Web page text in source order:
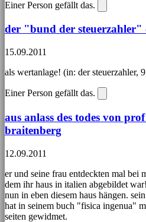
Einer Person gefällt das.
der "bund der steuerzahler"
15.09.2011
als wertanlage! (in: der steuerzahler,
Einer Person gefällt das.
aus anlass des todes von
braitenberg
12.09.2011
er und seine frau entdeckten mal bei
dem ihr haus in italien abgebildet
nun in eben diesem haus hängen.
hat in seinem buch "fisica ingenua"
seiten gewidmet.